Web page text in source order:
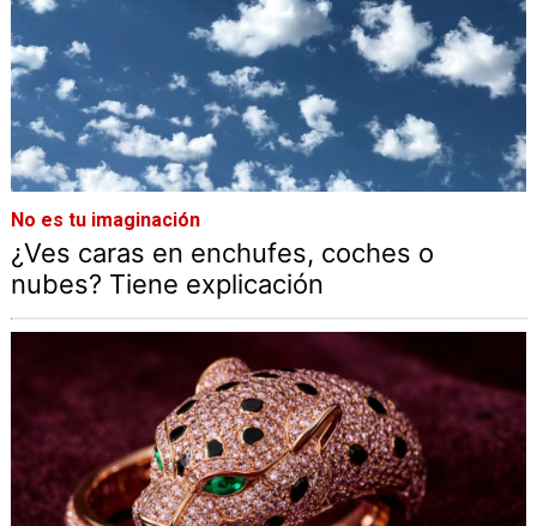
No es tu imaginación
¿Ves caras en enchufes, coches o
nubes? Tiene explicación